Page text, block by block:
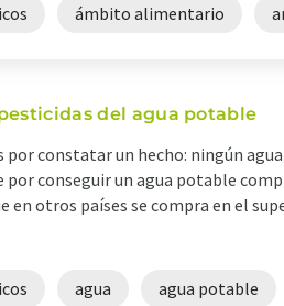
ámbito alimentario
del agua potable
por constatar un hecho: ningún
conseguir un agua potable
en otros países se compra en el
agua agua potable